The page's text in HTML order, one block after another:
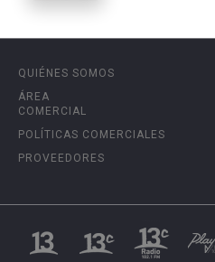
QUIÉNES SOMOS
ÁREA
COMERCIAL
POLÍTICAS COMERCIALES
PROVEEDORES